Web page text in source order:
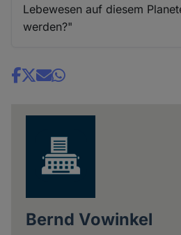
Lebewesen auf diesem
werden?"
Share
Bernd Vowinkel